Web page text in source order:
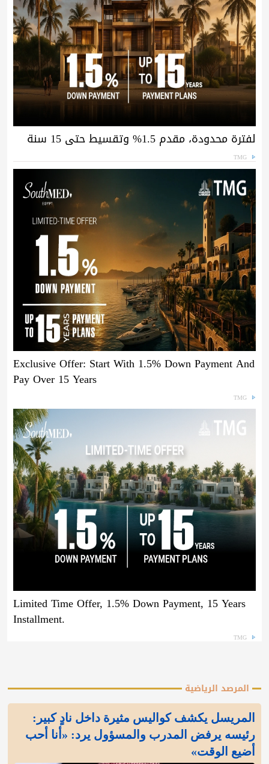
لفترة محدودة، مقدم 1.5% وتقسيط حتى 15 سنة
TMG
Exclusive Offer: Start With 1.5% Down Payment And
Pay Over 15 Years
TMG
Limited Time Offer, 1.5% Down Payment, 15 Years
Installment.
TMG
المرصد الرياضية
المريسل يكشف كواليس مثيرة داخل نادٍ كبير:
رئيسه يرفض المدرب والمسؤول يرد: «أنا أحب
أضيع الوقت»